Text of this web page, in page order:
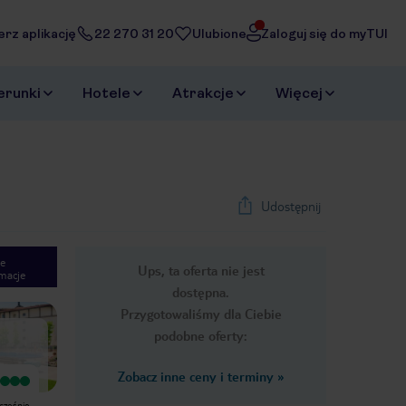
aplikację 22 270 31 20 Ulubione Zaloguj się do myTUI
Hotele Atrakcje Więcej
Udostępnij
Ups, ta oferta nie jest
dostępna.
Przygotowaliśmy dla Ciebie
podobne oferty:
Zobacz inne ceny i terminy »
Next slide
1/33
Wyjątkowy